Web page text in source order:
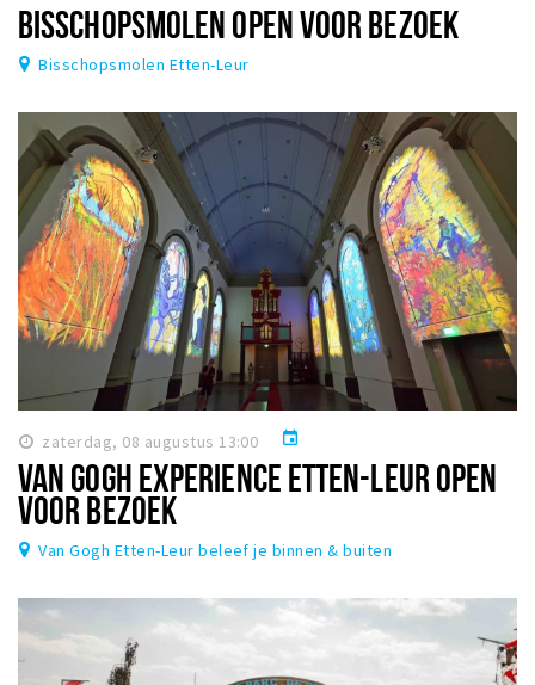
BISSCHOPSMOLEN OPEN VOOR BEZOEK
Bisschopsmolen Etten-Leur
zaterdag, 08 augustus 13:00 event
VAN GOGH EXPERIENCE ETTEN-LEUR OPEN
VOOR BEZOEK
Van Gogh Etten-Leur beleef je binnen & buiten